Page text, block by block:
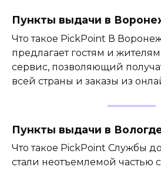
Пункты выдачи в
Что такое PickPoint В
предлагает гостям и
сервис, позволяющий
всей страны и заказы из
Пункты выдачи в
Что такое PickPoint Службы
стали неотъемлемой частью